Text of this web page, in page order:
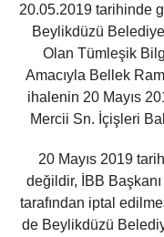
20.05.2019 tarihinde
Beylikdüzü
Olan Tümleşik
Amacıyla Bellek
ihalenin 20 Mayıs
Mercii Sn. İçişleri
20 Mayıs 2019
değildir, İBB
tarafından iptal
de Beylikdüzü